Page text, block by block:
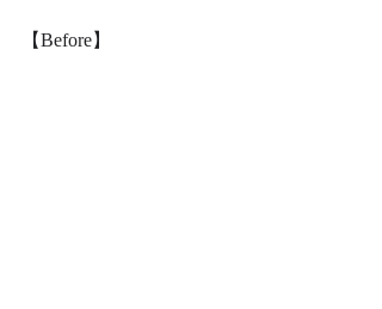
【Before】